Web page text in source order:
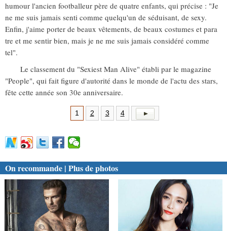
humour l'ancien footballeur père de quatre enfants, qui précise : "Je
ne me suis jamais senti comme quelqu'un de séduisant, de sexy.
Enfin, j'aime porter de beaux vêtements, de beaux costumes et para
tre et me sentir bien, mais je ne me suis jamais considéré comme
tel".
Le classement du "Sexiest Man Alive" établi par le magazine
"People", qui fait figure d'autorité dans le monde de l'actu des stars,
fête cette année son 30e anniversaire.
1 2 3 4
On recommande | Plus de photos